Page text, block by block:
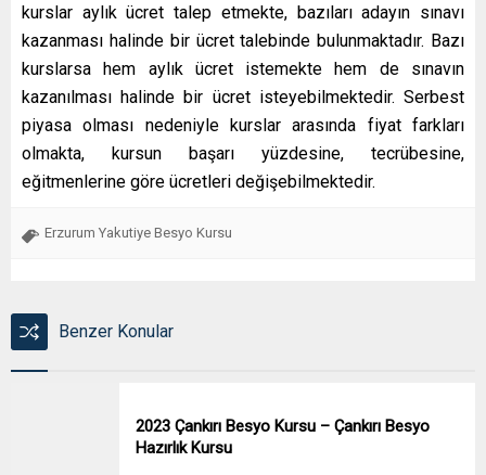
kurslar aylık ücret talep etmekte, bazıları adayın sınavı
kazanması halinde bir ücret talebinde bulunmaktadır. Bazı
kurslarsa hem aylık ücret istemekte hem de sınavın
kazanılması halinde bir ücret isteyebilmektedir. Serbest
piyasa olması nedeniyle kurslar arasında fiyat farkları
olmakta, kursun başarı yüzdesine, tecrübesine,
eğitmenlerine göre ücretleri değişebilmektedir.
Erzurum Yakutiye Besyo Kursu
Benzer Konular
2023 Çankırı Besyo Kursu – Çankırı Besyo
Hazırlık Kursu